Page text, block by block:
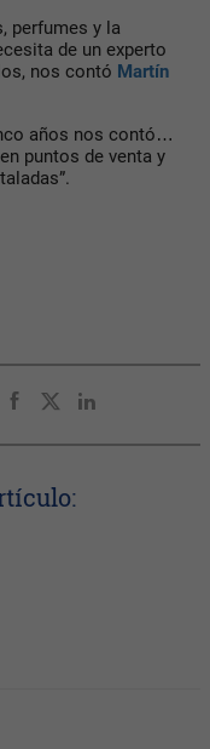
perfumes y la
de un experto
nos contó Martín
años nos contó…
puntos de venta y